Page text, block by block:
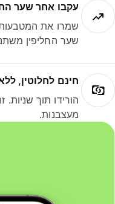
עקבו אחר שער
שמרו את המטבעות
שער החליפין
חינם לחלוטין, ללא
הורידו תוך שניות.
מעצבנות.